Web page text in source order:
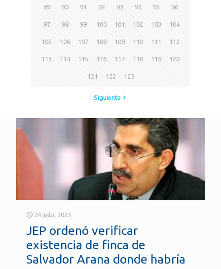
89 90 91 92 93 94 95 96
97 98 99 100 101 102 103 104
105 106 107 108 109 110 111 112
113 114 115 116 117 118 119 120
121 122 123
Siguiente
24 julio, 2023
JEP ordenó verificar
existencia de finca de
Salvador Arana donde habría